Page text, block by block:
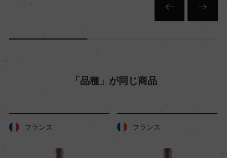
「品種」が同じ商品
フランス フランス